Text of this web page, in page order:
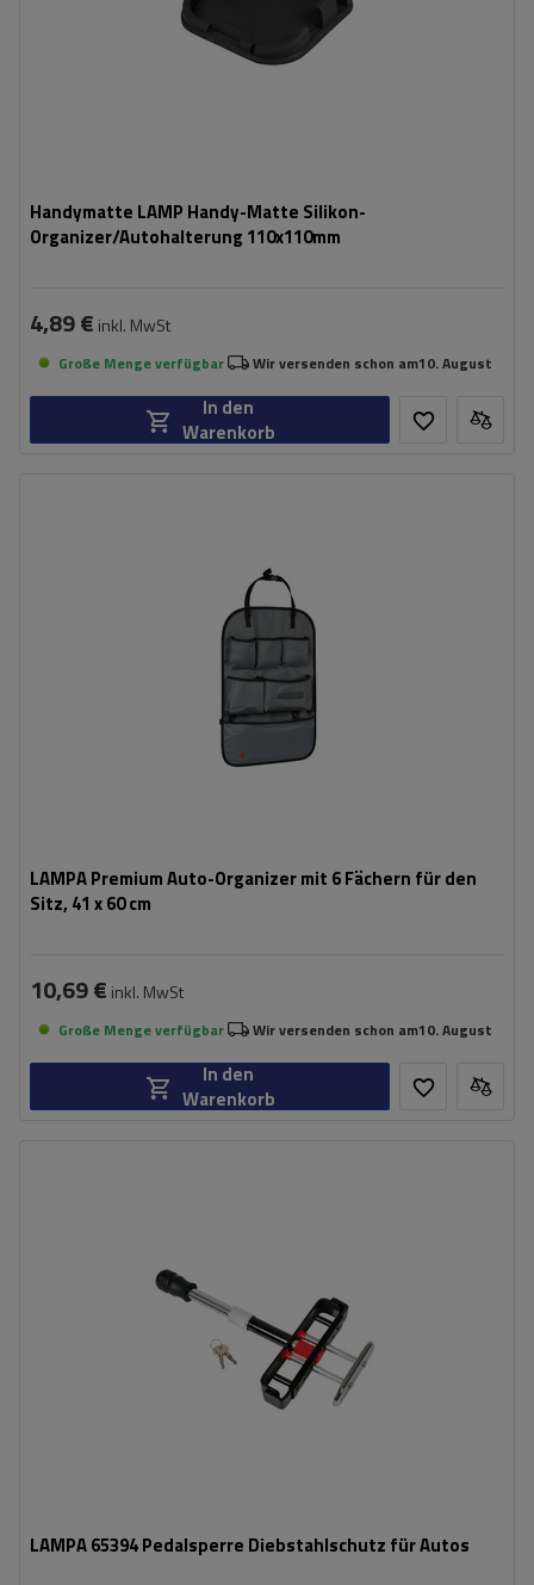
Handymatte LAMP Handy-Matte Silikon-
Organizer/Autohalterung 110x110mm
4,89 € inkl. MwSt
Große Menge verfügbar Wir versenden schon am10. August
In den
Warenkorb
LAMPA Premium Auto-Organizer mit 6 Fächern für den
Sitz, 41 x 60 cm
10,69 € inkl. MwSt
Große Menge verfügbar Wir versenden schon am10. August
In den
Warenkorb
LAMPA 65394 Pedalsperre Diebstahlschutz für Autos